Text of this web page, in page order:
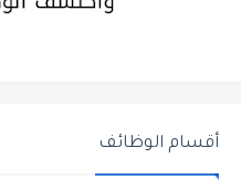
أقسام الوظائف